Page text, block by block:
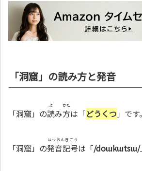
「洞窟」の読み方と発音
「洞窟」の読
よ
み方
かた
は「どうくつ 」です。
「洞窟」の発音記号
はつおんきごう
は「/doɯkɯtsɯ/